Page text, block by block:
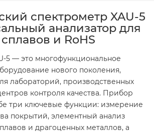
спектрометр XAU-5
анализатор для
и RoHS
5 — это многофункциональное
нового поколения,
лабораторий, производственных
контроля качества. Прибор
три ключевые функции: измерение
покрытий, элементный анализ
и драгоценных металлов, а